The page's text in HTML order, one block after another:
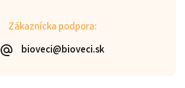
Zákaznícka podpora:
bioveci@bioveci.sk